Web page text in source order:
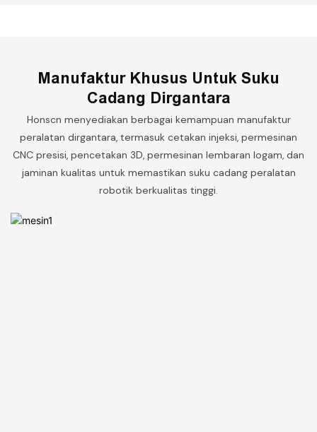
Manufaktur Khusus Untuk Suku
Cadang Dirgantara
Honscn menyediakan berbagai kemampuan manufaktur
peralatan dirgantara, termasuk cetakan injeksi, permesinan
CNC presisi, pencetakan 3D, permesinan lembaran logam, dan
jaminan kualitas untuk memastikan suku cadang peralatan
robotik berkualitas tinggi.